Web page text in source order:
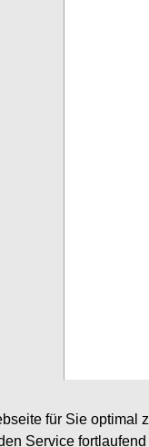
für Sie optimal
Service fortlaufend